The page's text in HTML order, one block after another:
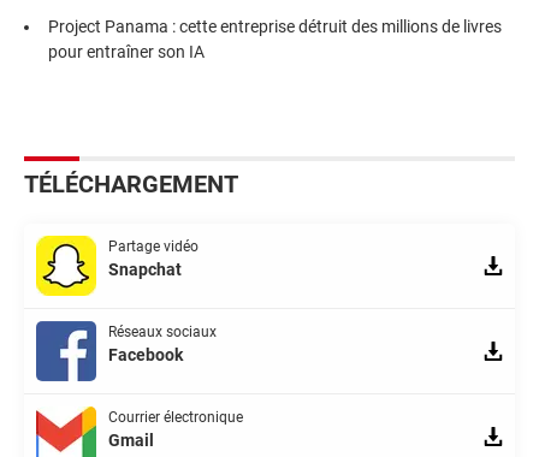
Project Panama : cette entreprise détruit des millions de livres
pour entraîner son IA
TÉLÉCHARGEMENT
Partage vidéo
Snapchat
Réseaux sociaux
Facebook
Courrier électronique
Gmail